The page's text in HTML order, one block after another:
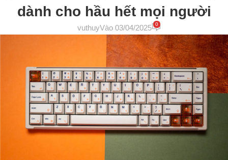
dành cho hầu hết mọi người
vuthuyVào 03/04/2025 0